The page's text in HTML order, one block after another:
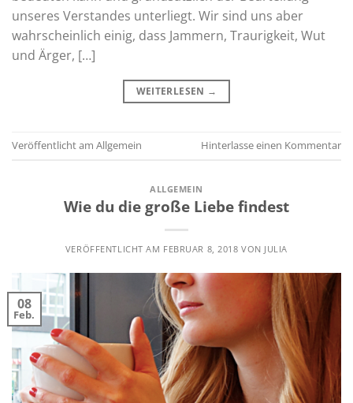
unseres Verstandes unterliegt. Wir sind uns aber
wahrscheinlich einig, dass Jammern, Traurigkeit, Wut
und Ärger, […]
WEITERLESEN →
Veröffentlicht am Allgemein Hinterlasse einen Kommentar
ALLGEMEIN
Wie du die große Liebe findest
VERÖFFENTLICHT AM FEBRUAR 8, 2018 VON JULIA
08
Feb.